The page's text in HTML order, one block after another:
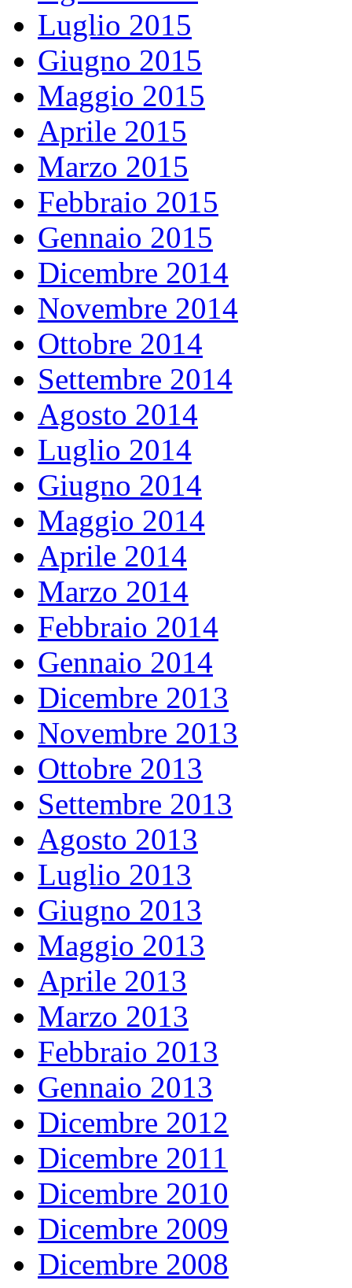
Luglio 2015
Giugno 2015
Maggio 2015
Aprile 2015
Marzo 2015
Febbraio 2015
Gennaio 2015
Dicembre 2014
Novembre 2014
Ottobre 2014
Settembre 2014
Agosto 2014
Luglio 2014
Giugno 2014
Maggio 2014
Aprile 2014
Marzo 2014
Febbraio 2014
Gennaio 2014
Dicembre 2013
Novembre 2013
Ottobre 2013
Settembre 2013
Agosto 2013
Luglio 2013
Giugno 2013
Maggio 2013
Aprile 2013
Marzo 2013
Febbraio 2013
Gennaio 2013
Dicembre 2012
Dicembre 2011
Dicembre 2010
Dicembre 2009
Dicembre 2008